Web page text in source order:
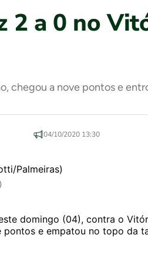
2 a 0 no
chegou a nove pontos e
04/10/2020 13:30
domingo (04), contra o
e empatou no topo da